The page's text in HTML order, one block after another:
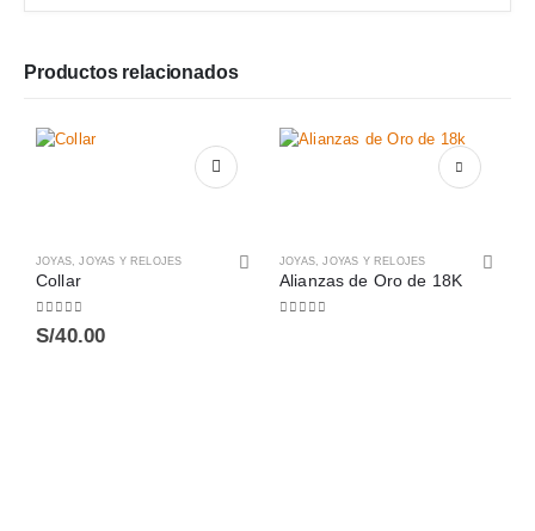
Productos relacionados
JOYAS ,JOYAS Y RELOJES
Collar
0out of 5
S/40.00
JOYAS ,JOYAS Y RELOJES
Alianzas de Oro de 18K